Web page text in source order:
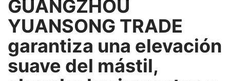
GUANGZHOU
YUANSONG TRADE
garantiza una elevación
suave del mástil,